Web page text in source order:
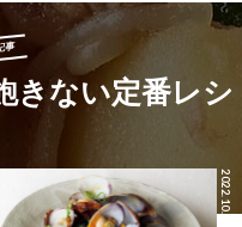
事
きない定番レシ
2022.10.21